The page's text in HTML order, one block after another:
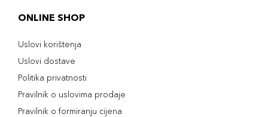
ONLINE SHOP
Uslovi korištenja
Uslovi dostave
Politika privatnosti
Pravilnik o uslovima prodaje
Pravilnik o formiranju cijena